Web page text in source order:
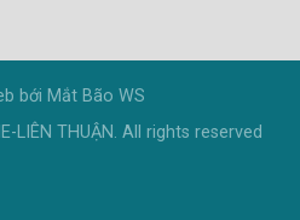
bới Mắt Bão WS
LIÊN THUẬN. All rights reserved